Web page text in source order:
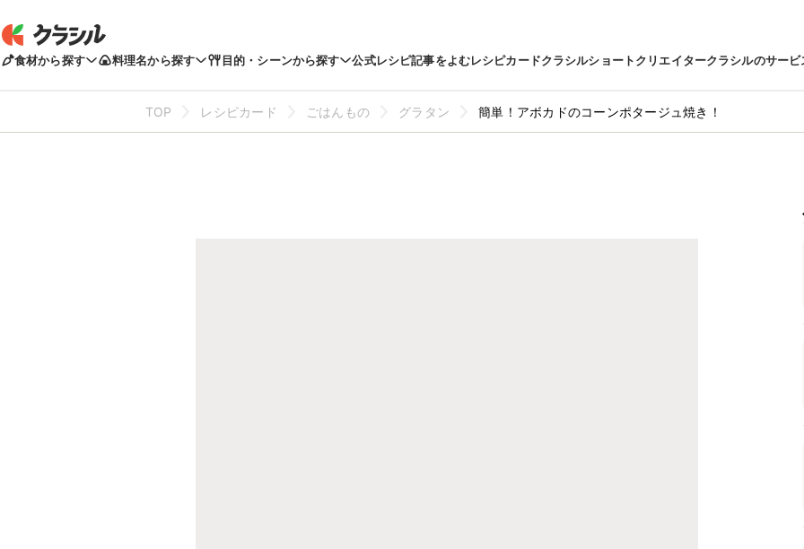
食材から探す 料理名から探す 目的・シーンから探す 公式レシピ記事をよむレシピカードクラシルショートクリエイタークラシルのサービ
TOP レシピカード ごはんもの グラタン 簡単！アボカドのコーンポタージュ焼き！